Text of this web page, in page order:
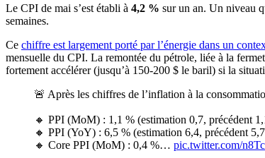
Le CPI de mai s’est établi à 4,2 % sur un an. Un niveau
semaines.
Ce chiffre est largement porté par l’énergie dans un
mensuelle du CPI. La remontée du pétrole, liée à la
fortement accélérer (jusqu’à 150-200 $ le baril) si la
🚨 Après les chiffres de l’inflation à la
🔸 PPI (MoM) : 1,1 % (estimation 0,7, précédent
🔸 PPI (YoY) : 6,5 % (estimation 6,4, précédent
🔸 Core PPI (MoM) : 0,4 %… pic.twitter.com/